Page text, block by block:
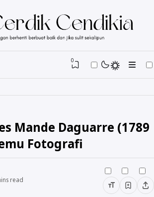
0
Mande Daguarre (1789
Fotografi
read